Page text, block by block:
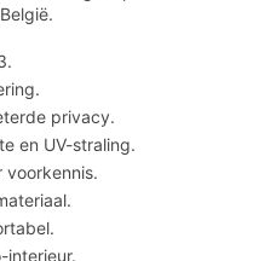
privacy.
en UV-straling.
voorkennis.
interieur.